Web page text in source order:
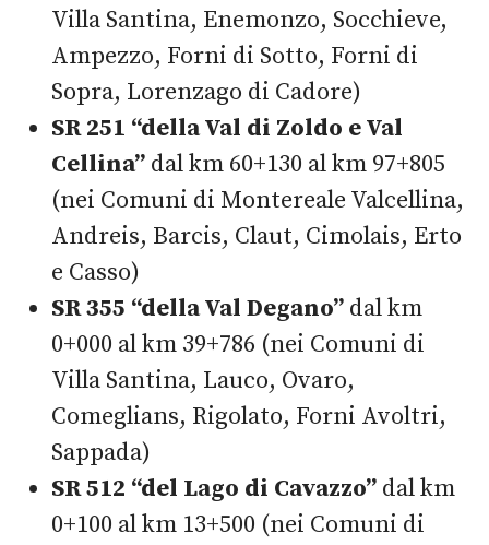
Villa Santina, Enemonzo, Socchieve,
Ampezzo, Forni di Sotto, Forni di
Sopra, Lorenzago di Cadore)
SR 251 “della Val di Zoldo e Val
Cellina” dal km 60+130 al km 97+805
(nei Comuni di Montereale Valcellina,
Andreis, Barcis, Claut, Cimolais, Erto
e Casso)
SR 355 “della Val Degano” dal km
0+000 al km 39+786 (nei Comuni di
Villa Santina, Lauco, Ovaro,
Comeglians, Rigolato, Forni Avoltri,
Sappada)
SR 512 “del Lago di Cavazzo” dal km
0+100 al km 13+500 (nei Comuni di